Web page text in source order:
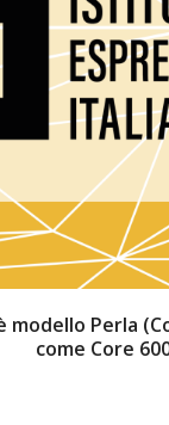
modello Perla
come Core